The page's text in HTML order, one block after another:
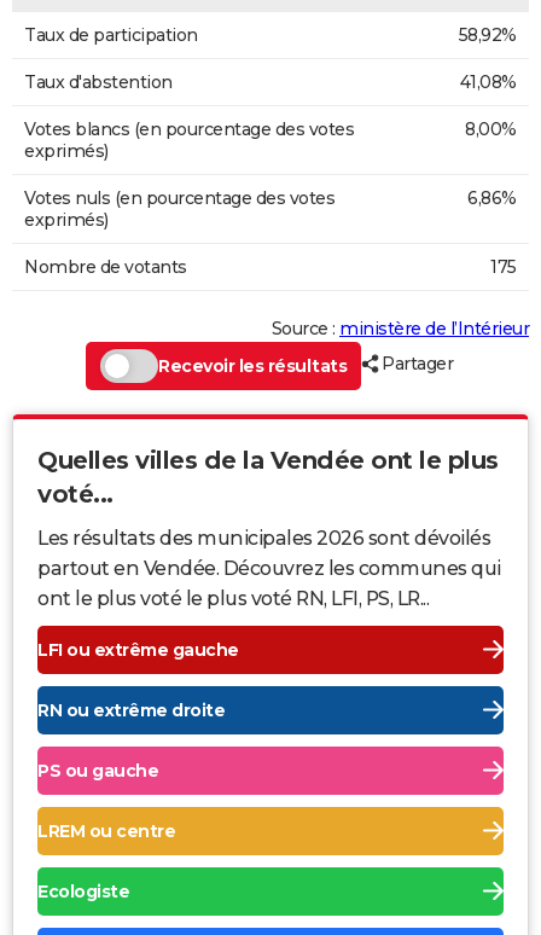
Taux de participation 58,92%
Taux d'abstention 41,08%
Votes blancs (en pourcentage des votes
exprimés)
8,00%
Votes nuls (en pourcentage des votes
exprimés)
6,86%
Nombre de votants 175
Source : ministère de l’Intérieur
Recevoir les résultats
Partager
Quelles villes de la Vendée ont le plus
voté...
Les résultats des municipales 2026 sont dévoilés
partout en Vendée. Découvrez les communes qui
ont le plus voté le plus voté RN, LFI, PS, LR...
LFI ou extrême gauche
RN ou extrême droite
PS ou gauche
LREM ou centre
Ecologiste